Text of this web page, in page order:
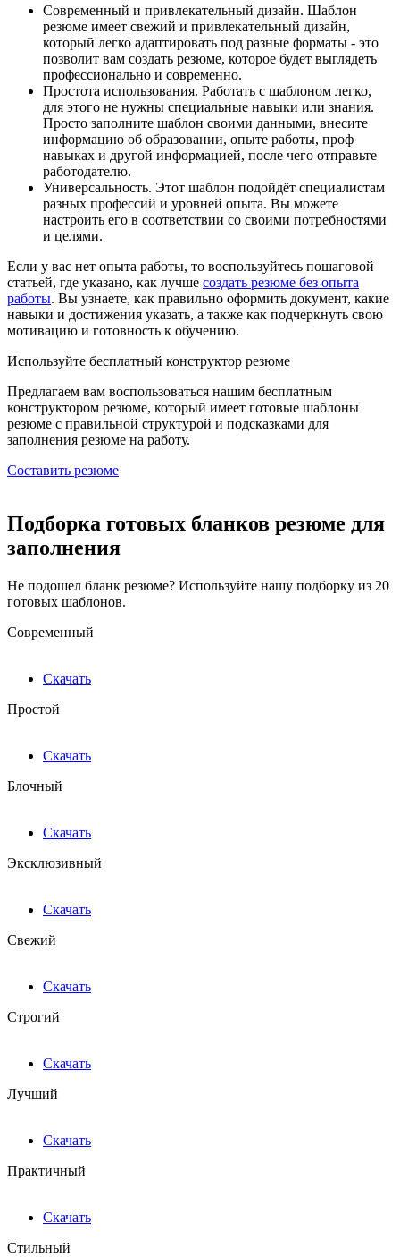
Современный и привлекательный дизайн. Шаблон
резюме имеет свежий и привлекательный дизайн,
который легко адаптировать под разные форматы - это
позволит вам создать резюме, которое будет выглядеть
профессионально и современно.
Простота использования. Работать с шаблоном легко,
для этого не нужны специальные навыки или знания.
Просто заполните шаблон своими данными, внесите
информацию об образовании, опыте работы, проф
навыках и другой информацией, после чего отправьте
работодателю.
Универсальность. Этот шаблон подойдёт специалистам
разных профессий и уровней опыта. Вы можете
настроить его в соответствии со своими потребностями
и целями.
Если у вас нет опыта работы, то воспользуйтесь пошаговой
статьей, где указано, как лучше создать резюме без опыта
работы. Вы узнаете, как правильно оформить документ, какие
навыки и достижения указать, а также как подчеркнуть свою
мотивацию и готовность к обучению.
Используйте бесплатный конструктор резюме
Предлагаем вам воспользоваться нашим бесплатным
конструктором резюме, который имеет готовые шаблоны
резюме с правильной структурой и подсказками для
заполнения резюме на работу.
Составить резюме
Подборка готовых бланков резюме для
заполнения
Не подошел бланк резюме? Используйте нашу подборку из 20
готовых шаблонов.
Современный
Скачать
Простой
Скачать
Блочный
Скачать
Эксклюзивный
Скачать
Свежий
Скачать
Строгий
Скачать
Лучший
Скачать
Практичный
Скачать
Стильный